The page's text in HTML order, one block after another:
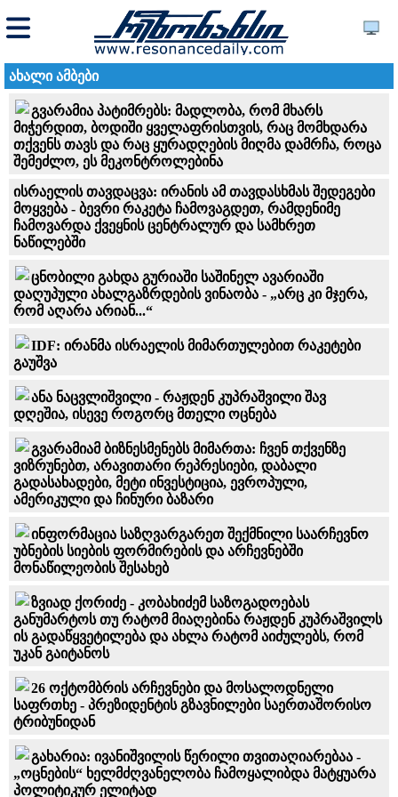
ახალი ამბები
გვარამია პატიმრებს: მადლობა, რომ მხარს
მიჭერდით, ბოდიში ყველაფრისთვის, რაც მომხდარა
თქვენს თავს და რაც ყურადღების მიღმა დამრჩა, როცა
შემეძლო, ეს მეკონტროლებინა
ისრაელის თავდაცვა: ირანის ამ თავდასხმას შედეგები
მოყვება - ბევრი რაკეტა ჩამოვაგდეთ, რამდენიმე
ჩამოვარდა ქვეყნის ცენტრალურ და სამხრეთ
ნაწილებში
ცნობილი გახდა გურიაში საშინელ ავარიაში
დაღუპული ახალგაზრდების ვინაობა - „არც კი მჯე­რა,
რომ აღა­რა არი­ან...“
IDF: ირანმა ისრაელის მიმართულებით რაკეტები
გაუშვა
ანა ნაცვლიშვილი - რაჟდენ კუპრაშვილი შავ
დღეშია, ისევე როგორც მთელი ოცნება
გვარამიამ ბიზნესმენებს მიმართა: ჩვენ თქვენზე
ვიზრუნებთ, არავითარი რეპრესიები, დაბალი
გადასახადები, მეტი ინვესტიცია, ევროპული,
ამერიკული და ჩინური ბაზარი
ინფორმაცია საზღვარგარეთ შექმნილი საარჩევნო
უბნების სიების ფორმირების და არჩევნებში
მონაწილეობის შესახებ
ზვიად ქორიძე - კობახიძემ საზოგადოებას
განუმარტოს თუ რატომ მიაღებინა რაჟდენ კუპრაშვილს
ის გადაწყვეტილება და ახლა რატომ აიძულებს, რომ
უკან გაიტანოს
26 ოქტომბრის არჩევნები და მოსალოდნელი
საფრთხე - პრეზიდენტის გზავნილები საერთაშორისო
ტრიბუნიდან
გახარია: ივანიშვილის წერილი თვითაღიარებაა -
„ოცნების“ ხელმძღვანელობა ჩამოყალიბდა მატყუარა
პოლიტიკურ ელიტად